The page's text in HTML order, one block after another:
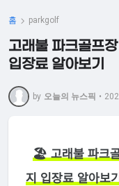
홈 parkgolf
고래불 파크골프
입장료 알아보기
by 오늘의 뉴스픽 •
🏖️ 고래불 파크
지 입장료 알아보기